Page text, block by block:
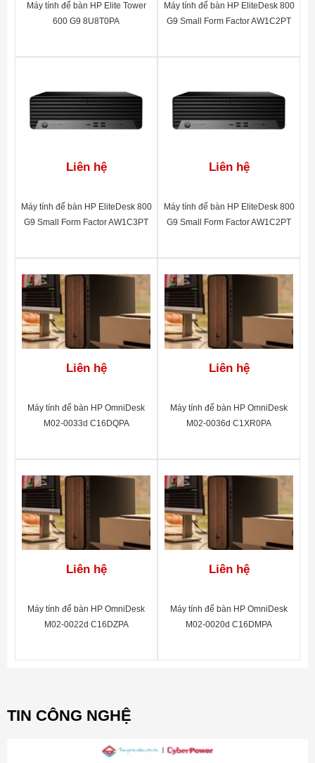
hành
Bảo Hành 1 year
Máy tính để bàn HP Elite Tower
600 G9 8U8T0PA
Máy tính để bàn HP EliteDesk 800
G9 Small Form Factor AW1C2PT
Liên hệ
Máy tính để bàn HP EliteDesk 800
G9 Small Form Factor AW1C3PT
Liên hệ
Máy tính để bàn HP EliteDesk 800
G9 Small Form Factor AW1C2PT
Liên hệ
Máy tính để bàn HP OmniDesk
M02-0033d C16DQPA
Liên hệ
Máy tính để bàn HP OmniDesk
M02-0036d C1XR0PA
Liên hệ
Máy tính để bàn HP OmniDesk
M02-0022d C16DZPA
Liên hệ
Máy tính để bàn HP OmniDesk
M02-0020d C16DMPA
TIN CÔNG NGHỆ